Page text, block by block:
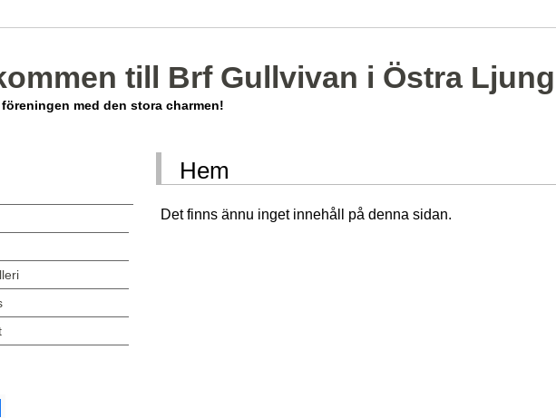
till Brf Gullvivan i Östra
föreningen med den stora charmen!
Hem
Det finns ännu inget innehåll på denna sidan.